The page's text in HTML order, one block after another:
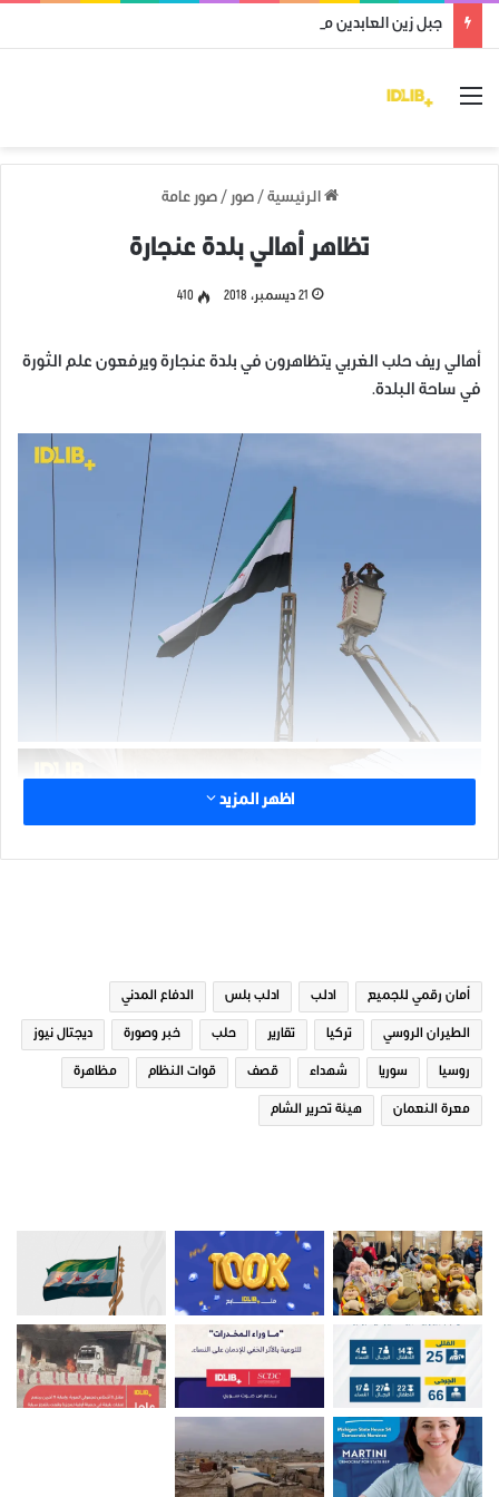
جبل زين العابدين محرر من قوات النظام وميليشياته
القائمة
الرئيسية / صور / صور عامة
تظاهر أهالي بلدة عنجارة
21 ديسمبر، 2018 410
أهالي ريف حلب الغربي يتظاهرون في بلدة عنجارة ويرفعون علم الثورة
في ساحة البلدة.
اظهر المزيد
أمان رقمي للجميع ادلب ادلب بلس الدفاع المدني
الطيران الروسي تركيا تقارير حلب خبر وصورة ديجتال نيوز
روسيا سوريا شهداء قصف قوات النظام مظاهرة
معرة النعمان هيئة تحرير الشام